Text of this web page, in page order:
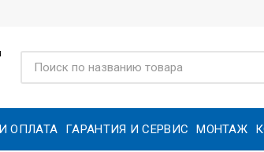
ОПЛАТА ГАРАНТИЯ И СЕРВИС МОНТАЖ